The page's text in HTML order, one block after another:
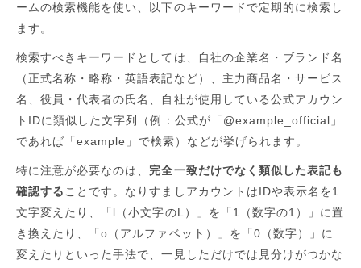
ームの検索機能を使い、以下のキーワードで定期的に検索し
ます。
検索すべきキーワードとしては、自社の企業名・ブランド名
（正式名称・略称・英語表記など）、主力商品名・サービス
名、役員・代表者の氏名、自社が使用している公式アカウン
トIDに類似した文字列（例：公式が「@example_official」
であれば「example」で検索）などが挙げられます。
特に注意が必要なのは、 完全一致だけでなく類似した表記も
確認することです。なりすましアカウントはIDや表示名を1
文字変えたり、「l（小文字のL）」を「1（数字の1）」に置
き換えたり、「o（アルファベット）」を「0（数字）」に
変えたりといった手法で、一見しただけでは見分けがつかな